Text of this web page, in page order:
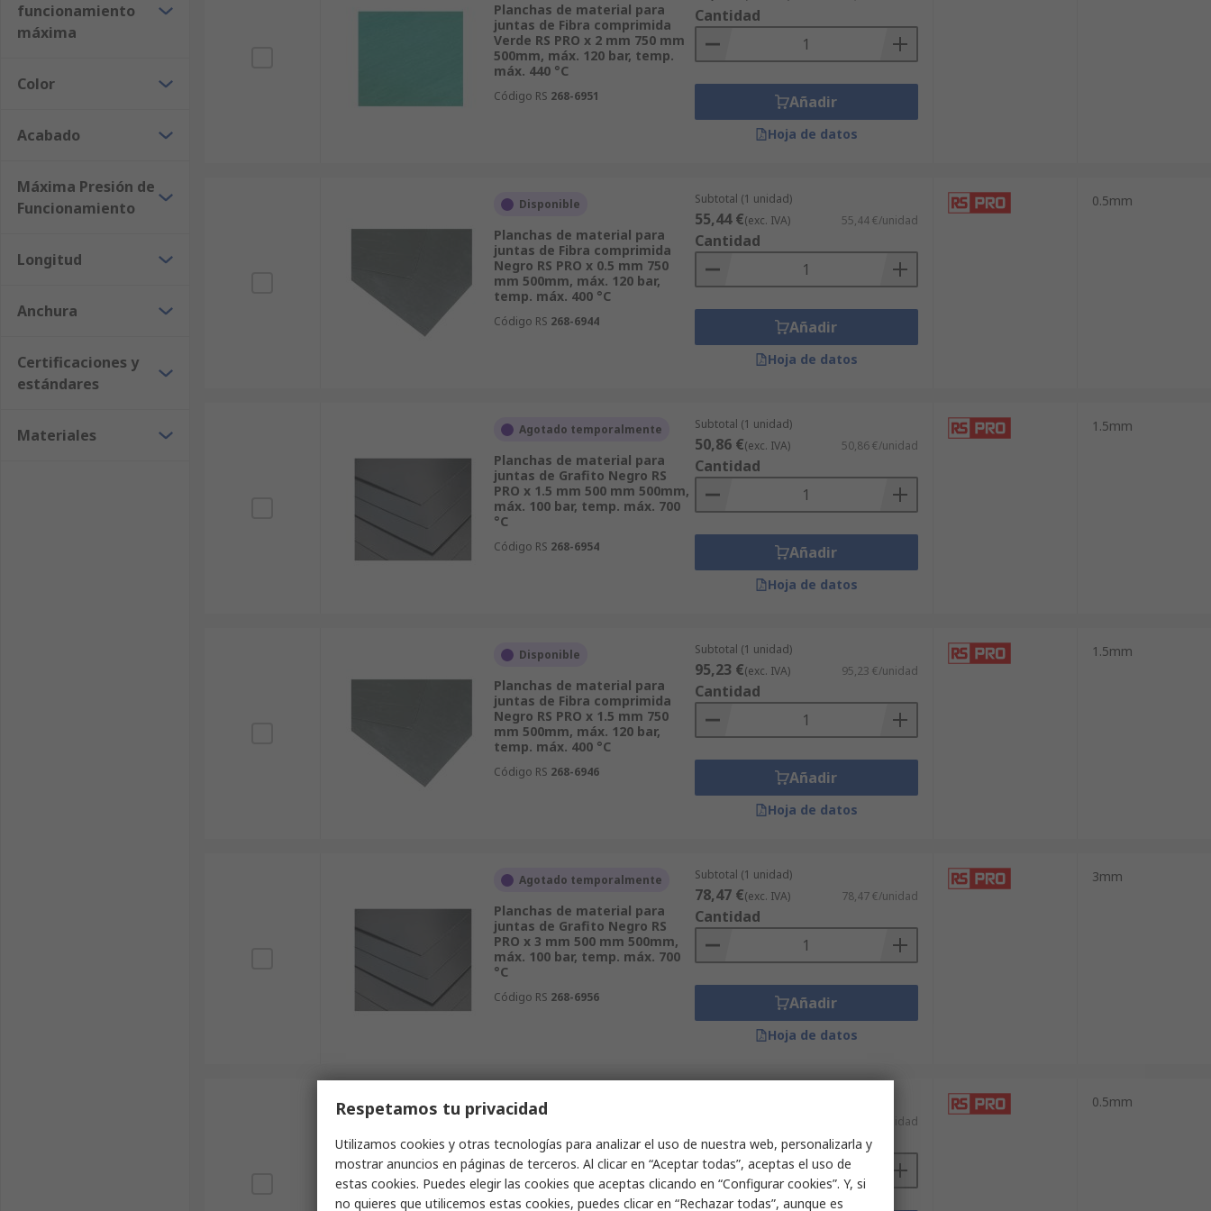
funcionamiento
máxima
Color
Acabado
Máxima Presión de
Funcionamiento
Longitud
Anchura
Certificaciones y
estándares
Materiales
Planchas de material para
juntas de Fibra comprimida
Verde RS PRO x 2 mm 750 mm
500mm, máx. 120 bar, temp.
máx. 440 °C
Código RS 268-6951
Cantidad
Añadir
Hoja de datos
Disponible
Planchas de material para
juntas de Fibra comprimida
Negro RS PRO x 0.5 mm 750
mm 500mm, máx. 120 bar,
temp. máx. 400 °C
Código RS 268-6944
Subtotal (1 unidad)
55,44 €(exc. IVA) 55,44 €/unidad
Cantidad
Añadir
Hoja de datos
0.5mm
Agotado temporalmente
Planchas de material para
juntas de Grafito Negro RS
PRO x 1.5 mm 500 mm 500mm,
máx. 100 bar, temp. máx. 700
°C
Código RS 268-6954
Subtotal (1 unidad)
50,86 €(exc. IVA) 50,86 €/unidad
Cantidad
Añadir
Hoja de datos
1.5mm
Disponible
Planchas de material para
juntas de Fibra comprimida
Negro RS PRO x 1.5 mm 750
mm 500mm, máx. 120 bar,
temp. máx. 400 °C
Código RS 268-6946
Subtotal (1 unidad)
95,23 €(exc. IVA) 95,23 €/unidad
Cantidad
Añadir
Hoja de datos
1.5mm
Agotado temporalmente
Planchas de material para
juntas de Grafito Negro RS
PRO x 3 mm 500 mm 500mm,
máx. 100 bar, temp. máx. 700
°C
Código RS 268-6956
Subtotal (1 unidad)
78,47 €(exc. IVA) 78,47 €/unidad
Cantidad
Añadir
Hoja de datos
3mm
Disponible
Planchas de material para
juntas de Fibra comprimida
Verde RS PRO x 0.5 mm 750
mm 500mm, máx. 120 bar,
temp. máx. 440 °C
46,58 €/unidad
Cantidad
0.5mm
Respetamos tu privacidad
Utilizamos cookies y otras tecnologías para analizar el uso de nuestra web, personalizarla y
mostrar anuncios en páginas de terceros. Al clicar en “Aceptar todas”, aceptas el uso de
estas cookies. Puedes elegir las cookies que aceptas clicando en “Configurar cookies”. Y, si
no quieres que utilicemos estas cookies, puedes clicar en “Rechazar todas”, aunque es